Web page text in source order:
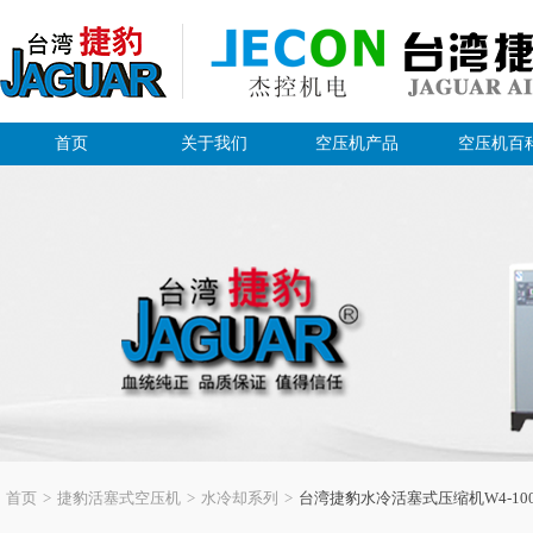
首页 关于我们 空压机产品 空压机百
首页 > 捷豹活塞式空压机 > 水冷却系列 > 台湾捷豹水冷活塞式压缩机W4-